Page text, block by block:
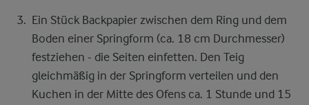
Ein Stück Backpapier zwischen dem Ring und dem
Boden einer Springform (ca. 18 cm Durchmesser)
festziehen - die Seiten einfetten. Den Teig
gleichmäßig in der Springform verteilen und den
Kuchen in der Mitte des Ofens ca. 1 Stunde und 15